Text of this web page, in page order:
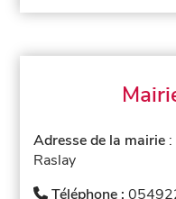
Adresse de la mairie
Raslay
Téléphone :